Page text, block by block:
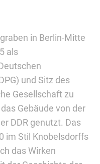
in Berlin-Mitte
als
und Sitz des
Gesellschaft zu
Gebäude von der
DDR genutzt. Das
im Stil Knobelsdorffs
das Wirken